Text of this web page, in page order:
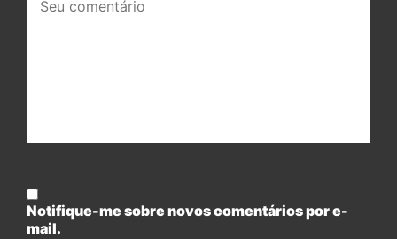
comentário:
Notifique-me sobre novos comentários por e-
mail.